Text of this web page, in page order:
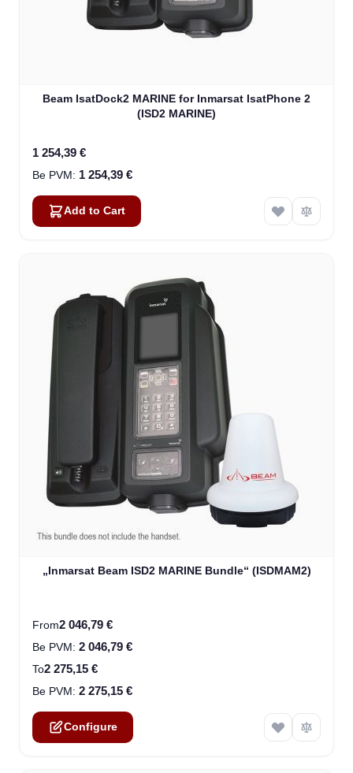
Beam IsatDock2 MARINE for Inmarsat IsatPhone 2
(ISD2 MARINE)
1 254,39 €
1 254,39 €
Add to Cart
„Inmarsat Beam ISD2 MARINE Bundle“ (ISDMAM2)
The price depends on the options chosen on the product
From2 046,79 €
2 046,79 €
To2 275,15 €
2 275,15 €
Configure